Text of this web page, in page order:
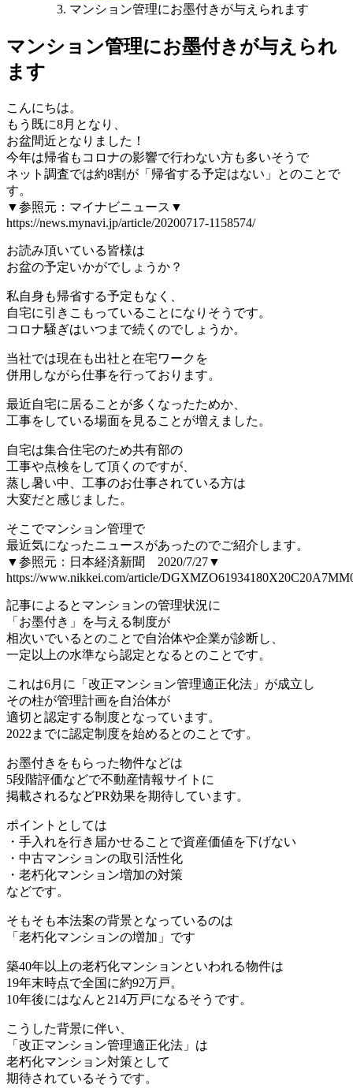
マンション管理にお墨付きが与えられます
マンション管理にお墨付きが与えられ
ます
こんにちは。
もう既に8月となり、
お盆間近となりました！
今年は帰省もコロナの影響で行わない方も多いそうで
ネット調査では約8割が「帰省する予定はない」とのことで
す。
▼参照元：マイナビニュース▼
https://news.mynavi.jp/article/20200717-1158574/
お読み頂いている皆様は
お盆の予定いかがでしょうか？
私自身も帰省する予定もなく、
自宅に引きこもっていることになりそうです。
コロナ騒ぎはいつまで続くのでしょうか。
当社では現在も出社と在宅ワークを
併用しながら仕事を行っております。
最近自宅に居ることが多くなったためか、
工事をしている場面を見ることが増えました。
自宅は集合住宅のため共有部の
工事や点検をして頂くのですが、
蒸し暑い中、工事のお仕事されている方は
大変だと感じました。
そこでマンション管理で
最近気になったニュースがあったのでご紹介します。
▼参照元：日本経済新聞 2020/7/27▼
https://www.nikkei.com/article/
記事によるとマンションの管理状況に
「お墨付き」を与える制度が
相次いでいるとのことで自治体や企業が診断し、
一定以上の水準なら認定となるとのことです。
これは6月に「改正マンション管理適正化法」が成立し
その柱が管理計画を自治体が
適切と認定する制度となっています。
2022までに認定制度を始めるとのことです。
お墨付きをもらった物件などは
5段階評価などで不動産情報サイトに
掲載されるなどPR効果を期待しています。
ポイントとしては
・手入れを行き届かせることで資産価値を下げない
・中古マンションの取引活性化
・老朽化マンション増加の対策
などです。
そもそも本法案の背景となっているのは
「老朽化マンションの増加」です
築40年以上の老朽化マンションといわれる物件は
19年末時点で全国に約92万戸。
10年後にはなんと214万戸になるそうです。
こうした背景に伴い、
「改正マンション管理適正化法」は
老朽化マンション対策として
期待されているそうです。